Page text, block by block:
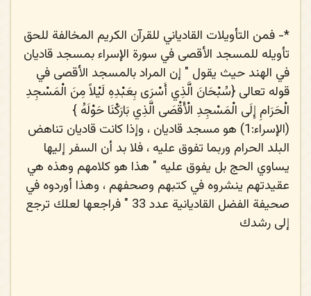
*- فمن التأويلات القادياني للقرآن الكريم المخالفة للحق
تأويله للمسجد الأقصى في سورة الإسراء بمسجد قاديان
في الهند حيث يقول " إن المراد بالمسجد الأقصى في
قوله تعالى {سُبْحَانَ الَّذِي أَسْرَى بِعَبْدِهِ لَيْلاً مِنَ الْمَسْجِدِ
الْحَرَامِ إِلَى الْمَسْجِدِ الْأَقْصَى الَّذِي بَارَكْنَا حَوْلَهُ }
(الإسراء:1) هو مسجد قاديان ، وإذا كانت قاديان تناهض
البلد الحرام وربما تفوق عليه ، فلا بد أن السفر إليها
يساوي الحج بل يفوق عليه " هذا هو كلامهم وهذه هي
عقيدتهم ينشروه في كتبهم وصحفهم ، وهذا أوردوه في
صحيفة الفضل القاديانية عدد 33 " فراجعها لعلك ترجع
إلى رشدك